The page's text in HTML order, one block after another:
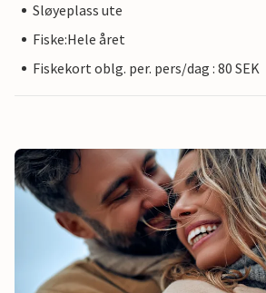
Sløyeplass ute
Fiske:Hele året
Fiskekort oblg. per. pers/dag : 80 SEK